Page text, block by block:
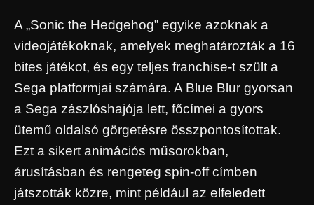
A „Sonic the Hedgehog” egyike azoknak a
videojátékoknak, amelyek meghatározták a 16
bites játékot, és egy teljes franchise-t szült a
Sega platformjai számára. A Blue Blur gyorsan
a Sega zászlóshajója lett, főcímei a gyors
ütemű oldalsó görgetésre összpontosítottak.
Ezt a sikert animációs műsorokban,
árusításban és rengeteg spin-off címben
játszották közre, mint például az elfeledett